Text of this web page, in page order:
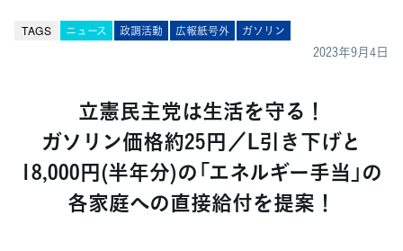
TAGS ニュース 政調活動 広報紙号外 ガソリン
2023年9月4日
立憲民主党は生活を守る！
ガソリン価格約25円／L引き下げと
18,000円(半年分)の「エネルギー手当」の
各家庭への直接給付を提案！